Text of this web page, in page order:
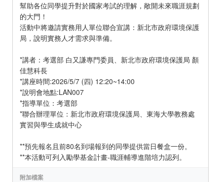
幫助各位同學提升對於國家考試的理解，敞開未來職涯規劃
的大門！
活動中將邀請實務用人單位聯合宣講：新北市政府環境保護
局，說明實務人才需求與準備。
*講者：考選部 白又謙專門委員、新北市政府環境保護局 顏
佳慧科長
*講座時間:2026/5/7 (四) 12:20~14:00
*說明會地點:LAN007
*指導單位：考選部
*聯合辦理單位：新北市政府環境保護局、東海大學教務處
實習與學生成就中心
**預先報名且前80名到場報到的同學提供當日餐盒一份。
**本活動可列入勵學基金計畫-職涯輔導進階培力認列。
附加檔案